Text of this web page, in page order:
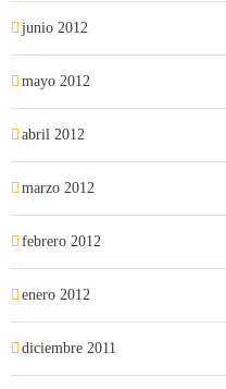
junio 2012
mayo 2012
abril 2012
marzo 2012
febrero 2012
enero 2012
diciembre 2011